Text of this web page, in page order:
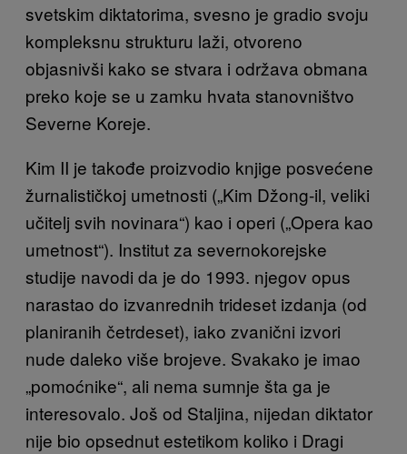
svetskim diktatorima, svesno je gradio svoju
kompleksnu strukturu laži, otvoreno
objasnivši kako se stvara i održava obmana
preko koje se u zamku hvata stanovništvo
Severne Koreje.
Kim II je takođe proizvodio knjige posvećene
žurnalističkoj umetnosti („Kim Džong-il, veliki
učitelj svih novinara“) kao i operi („Opera kao
umetnost“). Institut za severnokorejske
studije navodi da je do 1993. njegov opus
narastao do izvanrednih trideset izdanja (od
planiranih četrdeset), iako zvanični izvori
nude daleko više brojeve. Svakako je imao
„pomoćnike“, ali nema sumnje šta ga je
interesovalo. Još od Staljina, nijedan diktator
nije bio opsednut estetikom koliko i Dragi